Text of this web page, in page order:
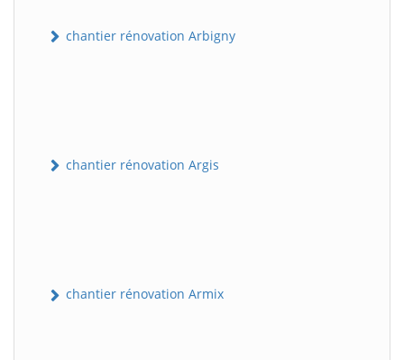
chantier rénovation Arbigny
chantier rénovation Argis
chantier rénovation Armix